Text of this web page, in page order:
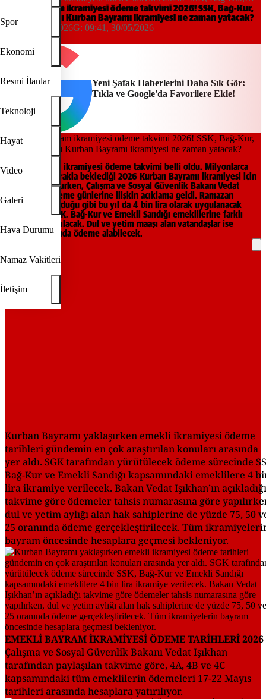
Spor
Ekonomi
Resmi İlanlar
Teknoloji
Hayat
Video
Galeri
Hava Durumu
Namaz Vakitleri
İletişim
Emekli Sandığı Kurban Bayramı ikramiyesi ne zaman yatacak?
Emekli bayram ikramiyesi ödeme takvimi 2026! SSK, Bağ-Kur,
Emekli Sandığı Kurban Bayramı ikramiyesi ne zaman yatacak?
11:49, 29/05/2026G: 09:41, 30/05/2026
Yeni Şafak Haberlerini Daha Sık Gör:
Tıkla ve Google'da Favorilere Ekle!
Emekli bayram ikramiyesi ödeme takvimi belli oldu. Milyonlarca
vatandaşın merakla beklediği 2026 Kurban Bayramı ikramiyesi için
takvim belli olurken, Çalışma ve Sosyal Güvenlik Bakanı Vedat
Işıkhan’dan ödeme günlerine ilişkin açıklama geldi. Ramazan
Bayramı’nda olduğu gibi bu yıl da 4 bin lira olarak uygulanacak
ikramiyeler, SSK, Bağ-Kur ve Emekli Sandığı emeklilerine farklı
tarihlerde yatırılacak. Dul ve yetim maaşı alan vatandaşlar ise
hisseleri oranında ödeme alabilecek.
REKLAM
Kurban Bayramı yaklaşırken emekli ikramiyesi ödeme
tarihleri gündemin en çok araştırılan konuları arasında
yer aldı. SGK tarafından yürütülecek ödeme sürecinde
Bağ-Kur ve Emekli Sandığı kapsamındaki emeklilere 4
lira ikramiye verilecek. Bakan Vedat Işıkhan’ın açıkladığı
takvime göre ödemeler tahsis numarasına göre
dul ve yetim aylığı alan hak sahiplerine de yüzde 75, 50
25 oranında ödeme gerçekleştirilecek. Tüm
bayram öncesinde hesaplara geçmesi bekleniyor.
EMEKLİ BAYRAM İKRAMİYESİ ÖDEME TARİHLERİ 2026
Çalışma ve Sosyal Güvenlik Bakanı Vedat Işıkhan
tarafından paylaşılan takvime göre, 4A, 4B ve 4C
kapsamındaki tüm emeklilerin ödemeleri 17-22 Mayıs
tarihleri arasında hesaplara yatırılıyor.